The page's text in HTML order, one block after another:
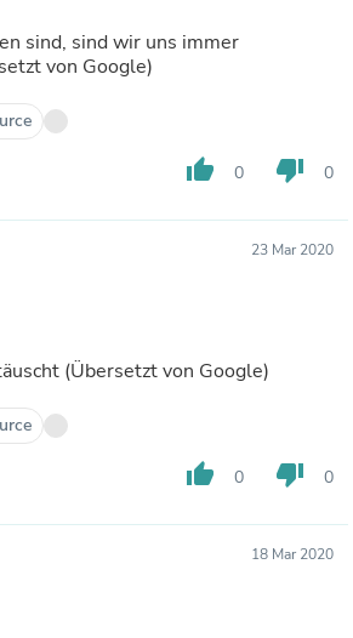
sind, sind wir uns immer
von Google)
thumb_up 0 thumb_down 0
23 Mar 2020
(Übersetzt von Google)
thumb_up 0 thumb_down 0
18 Mar 2020